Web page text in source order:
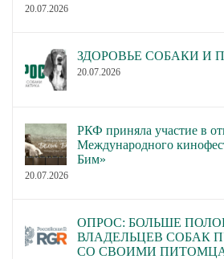
20.07.2026
ЗДОРОВЬЕ СОБАКИ И
20.07.2026
РКФ приняла участие в
Международного
Бим»
20.07.2026
ОПРОС: БОЛЬШЕ
ВЛАДЕЛЬЦЕВ СОБАК
СО СВОИМИ